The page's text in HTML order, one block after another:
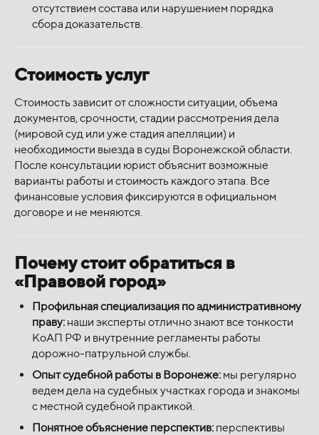
отсутствием состава или нарушением порядка
сбора доказательств.
Стоимость услуг
Стоимость зависит от сложности ситуации, объема
документов, срочности, стадии рассмотрения дела
(мировой суд или уже стадия апелляции) и
необходимости выезда в суды Воронежской области.
После консультации юрист объяснит возможные
варианты работы и стоимость каждого этапа. Все
финансовые условия фиксируются в официальном
договоре и не меняются.
Почему стоит обратиться в
«Правовой город»
Профильная специализация по административному
праву: наши эксперты отлично знают все тонкости
КоАП РФ и внутренние регламенты работы
дорожно-патрульной службы.
Опыт судебной работы в Воронеже: мы регулярно
ведем дела на судебных участках города и знакомы
с местной судебной практикой.
Понятное объяснение перспектив: перспективы